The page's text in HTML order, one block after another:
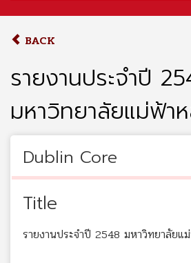
c
BACK
รายงานประจำปี
มหาวิทยาลัยแม่ฟ้า
Dublin Core
Title
รายงานประจำปี 2548 มหาวิทยาลัยแ